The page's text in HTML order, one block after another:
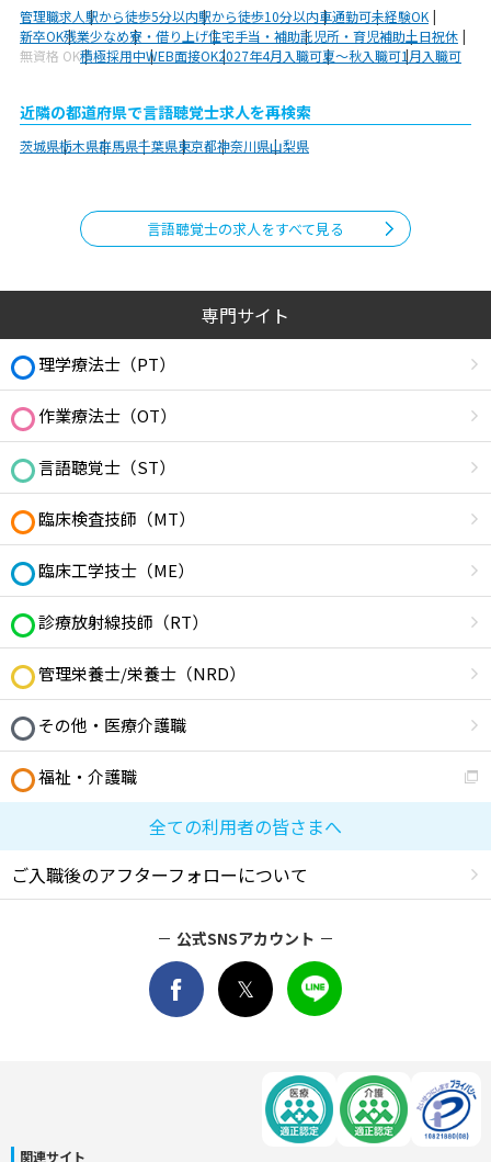
管理職求人駅から徒歩5分以内駅から徒歩10分以内車通勤可未経験OK
新卒OK残業少なめ寮・借り上げ住宅手当・補助託児所・育児補助土日祝休
無資格 OK積極採用中WEB面接OK2027年4月入職可夏～秋入職可1月入職可
近隣の都道府県で言語聴覚士求人を再検索
茨城県栃木県群馬県千葉県東京都神奈川県山梨県
言語聴覚士の求人をすべて見る
専門サイト
理学療法士（PT）
作業療法士（OT）
言語聴覚士（ST）
臨床検査技師（MT）
臨床工学技士（ME）
診療放射線技師（RT）
管理栄養士/栄養士（NRD）
その他・医療介護職
福祉・介護職
全ての利用者の皆さまへ
ご入職後のアフターフォローについて
公式SNSアカウント
関連サイト